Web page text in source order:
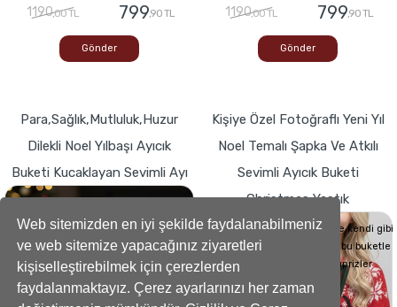
Web sitemizden en iyi şekilde faydalanabilmeniz
ve web sitemize yapacağınız ziyaretleri
kişiselleştirebilmek için çerezlerden
faydalanmaktayız. Çerez ayarlarınızı her zaman
1190,00 TL 799,90 TL
Gönder
1190,00 TL 799,90 TL
Gönder
Para,Sağlık,Mutluluk,Huzur
Dilekli Noel Yılbaşı Ayıcık
Buketi Kucaklayan Sevimli Ayı
hediyeye dönüşse böyle görünürdü!
Kişiye Özel Fotoğraflı Yeni Yıl
Noel Temalı Şapka Ve Atkılı
Sevimli Ayıcık Buketi
Christmas Yastık
Sevdiklerinizin Kalplerini de kendi gibi
yumuşacık hale getirecek bu buketle
sevdiklerinize küçük süprizler